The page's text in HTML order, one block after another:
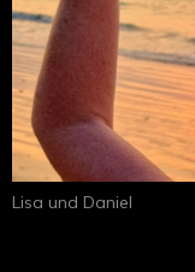
Lisa und Daniel